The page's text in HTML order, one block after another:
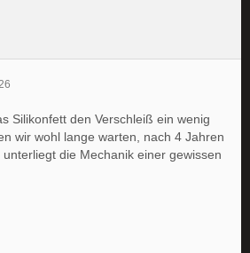
Silikonfett den Verschleiß ein wenig
wir wohl lange warten, nach 4 Jahren
die Mechanik einer gewissen